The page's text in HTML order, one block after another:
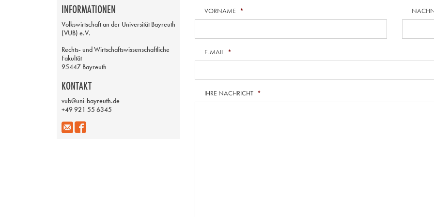
INFORMATIONEN
Volkswirtschaft an der Universität Bayreuth
(VUB) e.V.
Rechts- und Wirtschaftswissenschaftliche
Fakultät
95447 Bayreuth
KONTAKT
vub@uni-bayreuth.de
+49 921 55 6345
VORNAME *
E-MAIL *
IHRE NACHRICHT *